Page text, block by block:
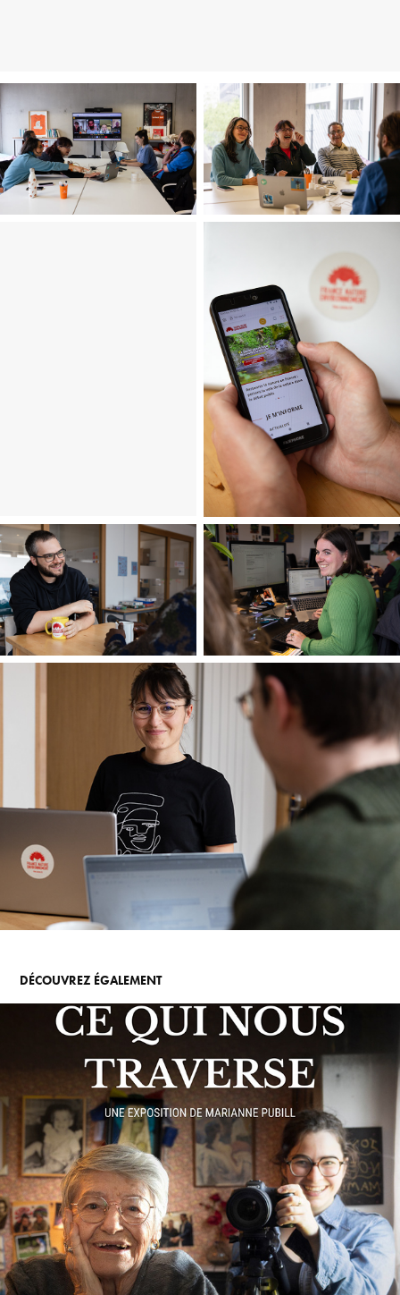
DÉCOUVREZ ÉGALEMENT
CE QUI NOUS TRAVERSE
2026